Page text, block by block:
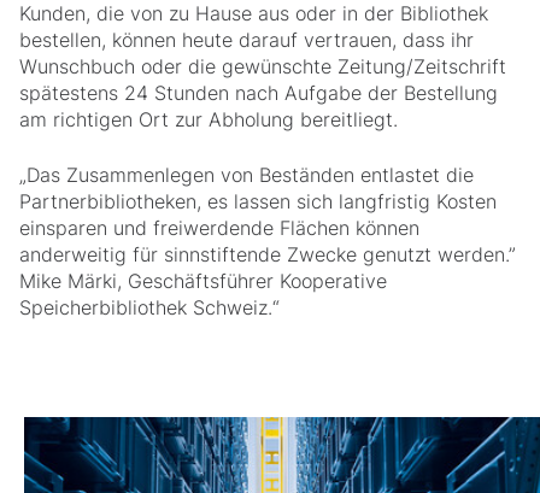
Kunden, die von zu Hause aus oder in der Bibliothek
bestellen, können heute darauf vertrauen, dass ihr
Wunschbuch oder die gewünschte Zeitung/Zeitschrift
spätestens 24 Stunden nach Aufgabe der Bestellung
am richtigen Ort zur Abholung bereitliegt.
„Das Zusammenlegen von Beständen entlastet die
Partnerbibliotheken, es lassen sich langfristig Kosten
einsparen und freiwerdende Flächen können
anderweitig für sinnstiftende Zwecke genutzt werden.”
Mike Märki, Geschäftsführer Kooperative
Speicherbibliothek Schweiz.“